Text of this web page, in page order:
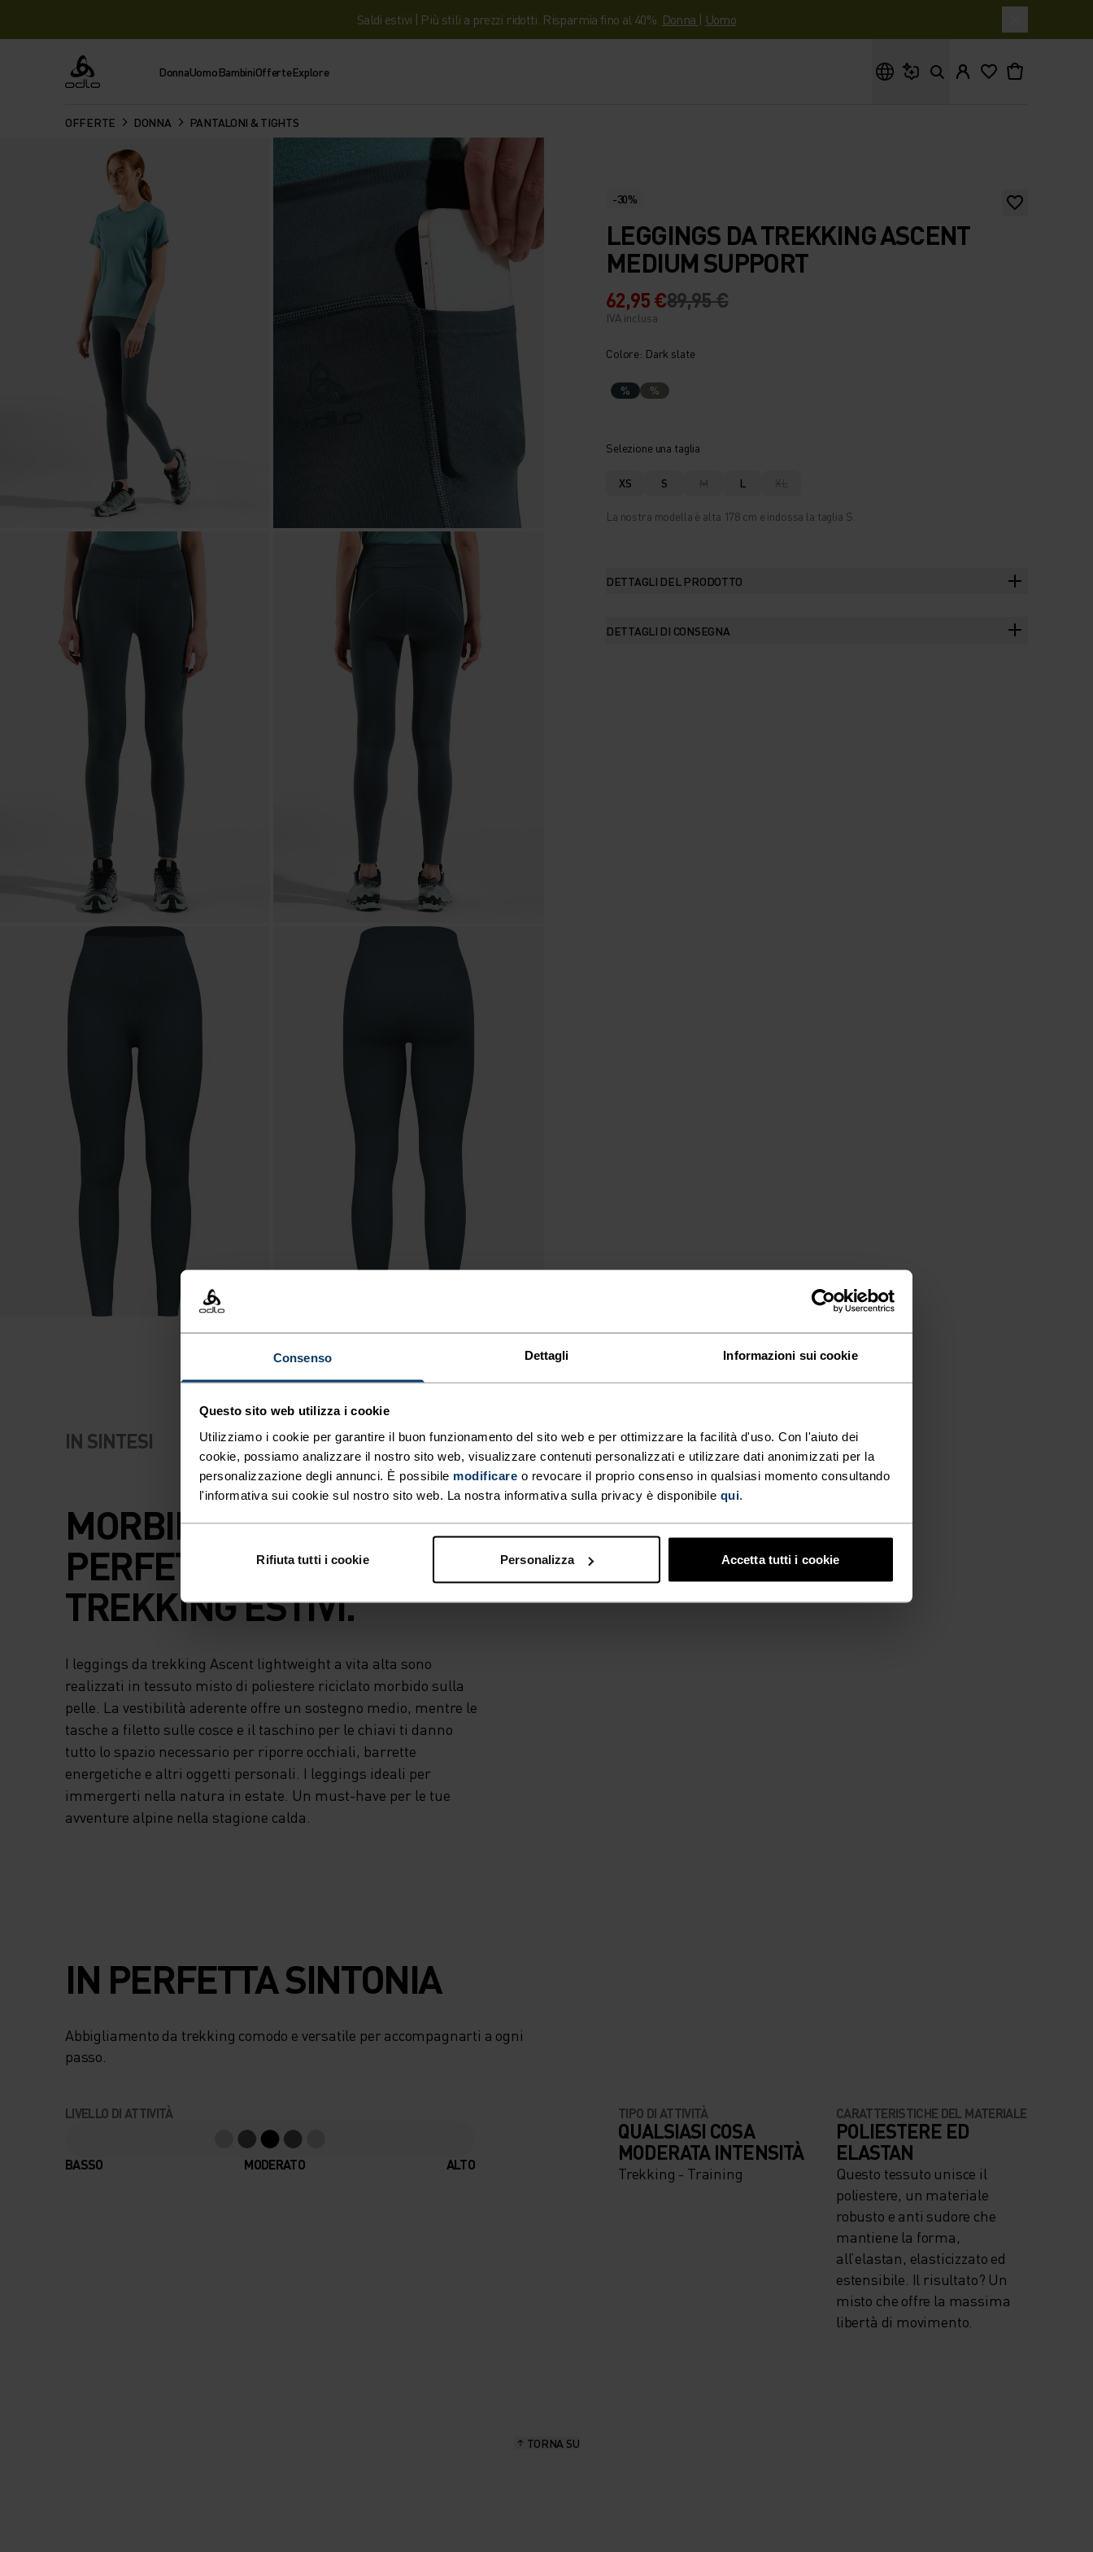
Consenso Dettagli Informazioni sui cookie
Questo sito web utilizza i cookie
Utilizziamo i cookie per garantire il buon funzionamento del sito web e per ottimizzare la facilità d'uso. Con l'aiuto dei
cookie, possiamo analizzare il nostro sito web, visualizzare contenuti personalizzati e utilizzare dati anonimizzati per la
personalizzazione degli annunci. È possibile modificare o revocare il proprio consenso in qualsiasi momento consultando
l'informativa sui cookie sul nostro sito web. La nostra informativa sulla privacy è disponibile qui.
Rifiuta tutti i cookie Personalizza Accetta tutti i cookie
Saldi estivi | Più stili a prezzi ridotti. Risparmia fino al 40%. Donna | Uomo
Odlo DonnaUomoBambiniOfferteExplore
OFFERTE DONNA PANTALONI & TIGHTS
-30%
LEGGINGS DA TREKKING ASCENT
MEDIUM SUPPORT
62,95 €89,95 €
IVA inclusa
Colore: Dark slate
% %
Selezione una taglia
XS S M L XL
La nostra modella è alta 178 cm e indossa la taglia S.
DETTAGLI DEL PRODOTTO
DETTAGLI DI CONSEGNA
IN SINTESI
MORBIDI, ELASTICIZZATI,
PERFETTI PER I
TREKKING ESTIVI.
I leggings da trekking Ascent lightweight a vita alta sono
realizzati in tessuto misto di poliestere riciclato morbido sulla
pelle. La vestibilità aderente offre un sostegno medio, mentre le
tasche a filetto sulle cosce e il taschino per le chiavi ti danno
tutto lo spazio necessario per riporre occhiali, barrette
energetiche e altri oggetti personali. I leggings ideali per
immergerti nella natura in estate. Un must-have per le tue
avventure alpine nella stagione calda.
IN PERFETTA SINTONIA
Abbigliamento da trekking comodo e versatile per accompagnarti a ogni
passo.
LIVELLO DI ATTIVITÀ
BASSO MODERATO ALTO
TIPO DI ATTIVITÀ
QUALSIASI COSA
MODERATA INTENSITÀ
Trekking - Training
CARATTERISTICHE DEL MATERIALE
POLIESTERE ED
ELASTAN
Questo tessuto unisce il
poliestere, un materiale
robusto e anti sudore che
mantiene la forma,
all’elastan, elasticizzato ed
estensibile. Il risultato? Un
misto che offre la massima
libertà di movimento.
TORNA SU